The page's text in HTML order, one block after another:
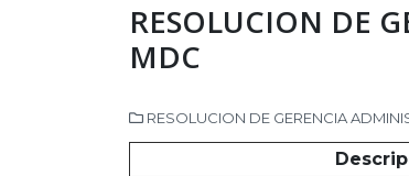
RESOLUCION DE
MDC
RESOLUCION DE GERENCIA